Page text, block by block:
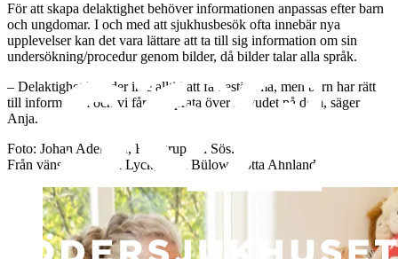
För att skapa delaktighet behöver informationen anpassas efter barn
och ungdomar. I och med att sjukhusbesök ofta innebär nya
upplevelser kan det vara lättare att ta till sig information om sin
undersökning/procedur genom bilder, då bilder talar alla språk.
– Delaktighet betyder inte alltid att få bestämma, men barn har rätt
till information och vi får inte prata över huvudet på dem, säger
Anja.
Foto: Johan Adelgren, Fotogruppen Sös.
Från vänster Birgitta Lyck, Anja Bülow, Lotta Ahnland